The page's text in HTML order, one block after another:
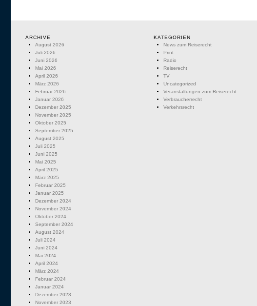
ARCHIVE
August 2026
Juli 2026
Juni 2026
Mai 2026
April 2026
März 2026
Februar 2026
Januar 2026
Dezember 2025
November 2025
Oktober 2025
September 2025
August 2025
Juli 2025
Juni 2025
Mai 2025
April 2025
März 2025
Februar 2025
Januar 2025
Dezember 2024
November 2024
Oktober 2024
September 2024
August 2024
Juli 2024
Juni 2024
Mai 2024
April 2024
März 2024
Februar 2024
Januar 2024
Dezember 2023
November 2023
KATEGORIEN
News zum Reiserecht
Print
Radio
Reiserecht
TV
Uncategorized
Veranstaltungen zum Reiserecht
Verbraucherrecht
Verkehrsrecht